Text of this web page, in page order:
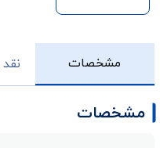
مشخصات
مشخصات